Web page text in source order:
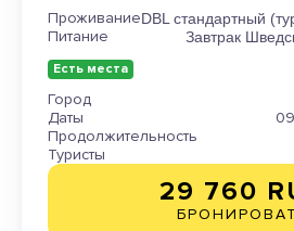
ПроживаниеDBL стандартный
Питание Завтрак
Есть места
Город
Даты
Продолжительность
Туристы
29 760